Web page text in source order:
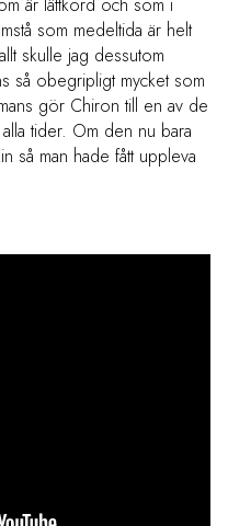
som medeltida är helt
skulle jag dessutom
så obegripligt mycket som
gör Chiron till en av de
tider. Om den nu bara
så man hade fått uppleva